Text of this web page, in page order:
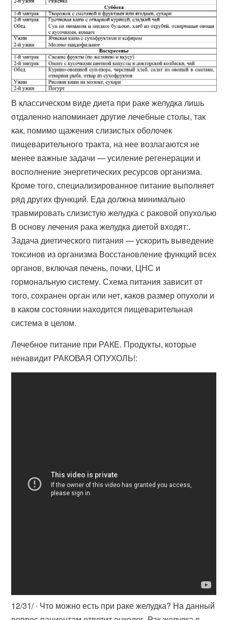
В классическом виде диета при раке желудка лишь
отдаленно напоминает другие лечебные столы, так
как, помимо щажения слизистых оболочек
пищеварительного тракта, на нее возлагаются не
менее важные задачи — усиление регенерации и
восполнение энергетических ресурсов организма.
Кроме того, специализированное питание выполняет
ряд других функций. Еда должна минимально
травмировать слизистую желудка с раковой опухолью
В основу лечения рака желудка диетой входят:.
Задача диетического питания — ускорить выведение
токсинов из организма Восстановление функций всех
органов, включая печень, почки, ЦНС и
гормональную систему. Схема питания зависит от
того, сохранен орган или нет, каков размер опухоли и
в каком состоянии находится пищеварительная
система в целом.
Лечебное питание при РАКЕ. Продукты, которые
ненавидит РАКОВАЯ ОПУХОЛЬ!:
12/31/ · Что можно есть при раке желудка? На данный